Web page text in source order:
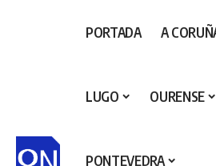
PORTADA A
LUGO OURENSE
PONTEVEDRA